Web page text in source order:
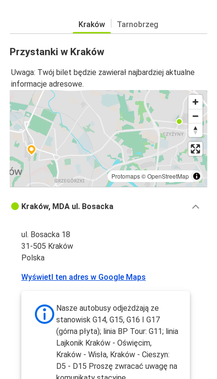
Kraków Tarnobrzeg
Przystanki w Kraków
Uwaga: Twój bilet będzie zawierał najbardziej aktualne
informacje adresowe.
Protomaps©OpenStreetMap
Kraków, MDA ul. Bosacka
ul. Bosacka 18
31-505 Kraków
Polska
Wyświetl ten adres w Google Maps
Nasze autobusy odjeżdżają ze
stanowisk G14, G15, G16 I G17
(górna płyta); linia BP Tour: G11; linia
Lajkonik Kraków - Oświęcim,
Kraków - Wisła, Kraków - Cieszyn:
D5 - D15 Proszę zwracać uwagę na